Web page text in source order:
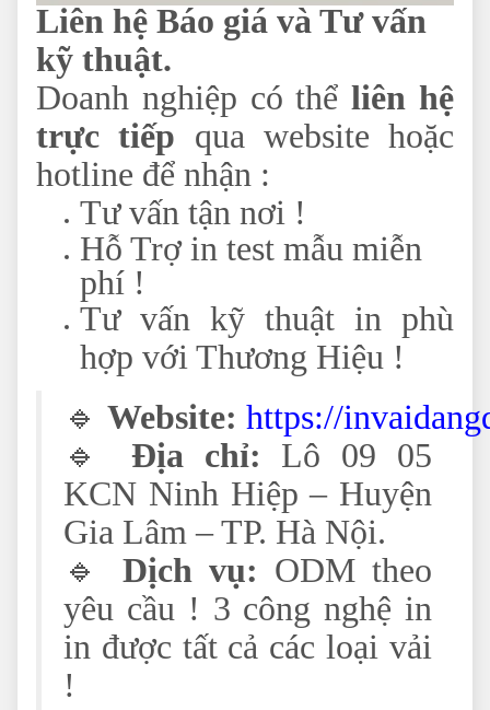
Liên hệ Báo giá và Tư vấn
kỹ thuật.
Doanh nghiệp có thểliên hệ
trực tiếp qua website hoặc
hotline để nhận :
Tư vấn tận nơi !
Hỗ Trợ in test mẫu miễn
phí !
Tư vấn kỹ thuật in phù
hợp với Thương Hiệu !
🔹 Website: https://
🔹 Địa chỉ: Lô 09 05
KCN Ninh Hiệp – Huyện
Gia Lâm – TP. Hà Nội.
🔹 Dịch vụ: ODM theo
yêu cầu ! 3 công nghệ in
in được tất cả các loại vải
!